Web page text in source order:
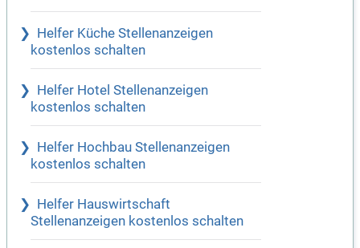
Helfer Küche Stellenanzeigen
kostenlos schalten
Helfer Hotel Stellenanzeigen
kostenlos schalten
Helfer Hochbau Stellenanzeigen
kostenlos schalten
Helfer Hauswirtschaft
Stellenanzeigen kostenlos schalten